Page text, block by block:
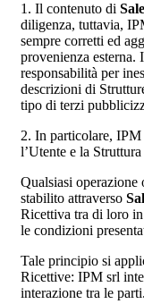
1. Il contenuto di
diligenza, tuttavia,
sempre corretti ed
provenienza
responsabilità per
descrizioni di
tipo di terzi
2. In particolare,
l’Utente e la
Qualsiasi
stabilito attraverso
Ricettiva tra di loro
le condizioni
Tale principio si
Ricettive: IPM srl
interazione tra le parti.